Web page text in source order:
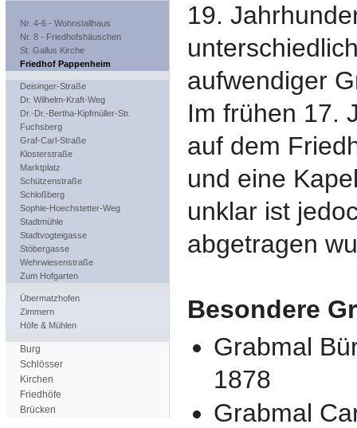
Nr. 4-6 - Wohnstallhaus
Nr. 8 - Friedhofshäuschen
St. Gallus Kirche
Friedhof Pappenheim
Deisinger-Straße
Dr. Wilhelm-Kraft-Weg
Dr.-Dr.-Bertha-Kipfmüller-Str.
Fuchsberg
Graf-Carl-Straße
Klosterstraße
Marktplatz
Schützenstraße
Schloßberg
Sophie-Hoechstetter-Weg
Stadtmühle
Stadtvogteigasse
Stöbergasse
Wehrwiesenstraße
Zum Hofgarten
Übermatzhofen
Zimmern
Höfe & Mühlen
Burg
Schlösser
Kirchen
Friedhöfe
Brücken
19.
aufwendiger
Im frühen 17.
auf dem
und eine
unklar ist
abgetragen
Besondere
Grabmal
1878
Grabmal